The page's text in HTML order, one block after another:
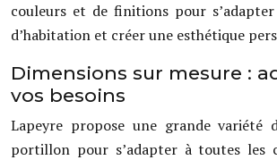
couleurs et de finitions pour
d’habitation et créer une esthétique
Dimensions sur mesure :
vos besoins
Lapeyre propose une grande variété
portillon pour s’adapter à toutes les